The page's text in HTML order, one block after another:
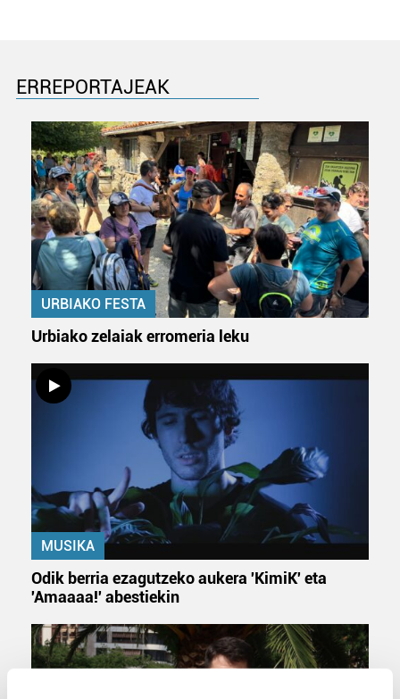
ERREPORTAJEAK
URBIAKO FESTA
Urbiako zelaiak erromeria leku
MUSIKA
Odik berria ezagutzeko aukera 'KimiK' eta
'Amaaaa!' abestiekin